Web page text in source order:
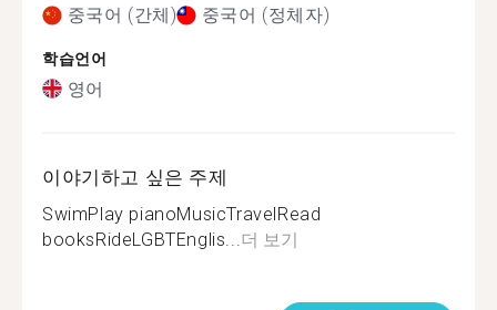
중국어 (간체) 중국어 (정체자)
학습언어
영어
이야기하고 싶은 주제
SwimPlay pianoMusicTravelRead
booksRideLGBTEnglis... 더 보기